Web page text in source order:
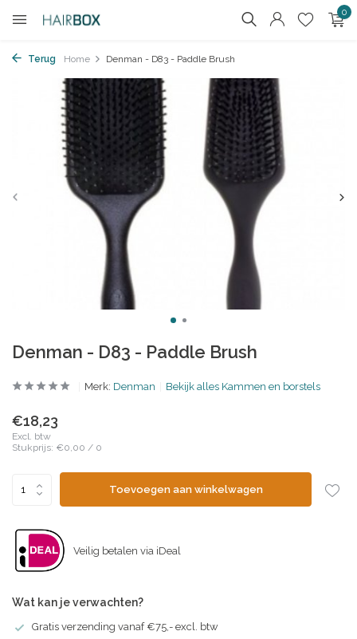
0
Terug Home Denman - D83 - Paddle Brush
Denman - D83 - Paddle Brush
Merk: Denman Bekijk alles Kammen en borstels
€18,23
Excl. btw
Stukprijs: €0,00 / 0
Toevoegen aan winkelwagen
Veilig betalen via iDeal
Wat kan je verwachten?
Gratis verzending vanaf €75,- excl. btw